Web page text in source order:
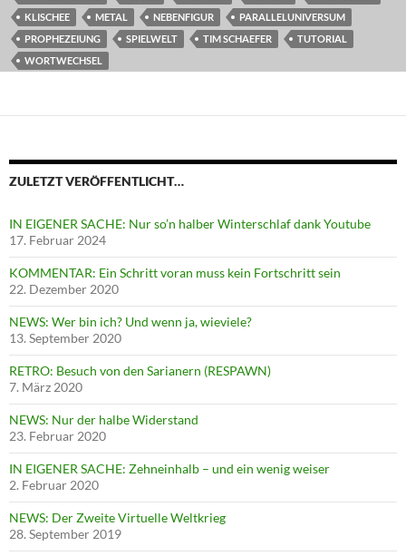
KLISCHEE
METAL NEBENFIGUR
PARALLELUNIVERSUM
PROPHEZEIUNG
SPIELWELT TIM SCHAEFER
TUTORIAL
WORTWECHSEL
ZULETZT VERÖFFENTLICHT…
IN EIGENER SACHE: Nur so’n halber Winterschlaf dank Youtube
17. Februar 2024
KOMMENTAR: Ein Schritt voran muss kein Fortschritt sein
22. Dezember 2020
NEWS: Wer bin ich? Und wenn ja, wieviele?
13. September 2020
RETRO: Besuch von den Sarianern (RESPAWN)
7. März 2020
NEWS: Nur der halbe Widerstand
23. Februar 2020
IN EIGENER SACHE: Zehneinhalb – und ein wenig weiser
2. Februar 2020
NEWS: Der Zweite Virtuelle Weltkrieg
28. September 2019